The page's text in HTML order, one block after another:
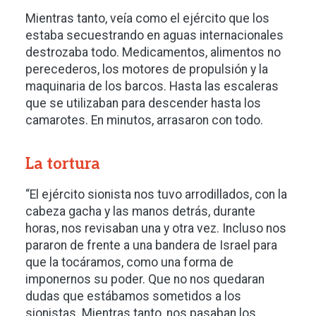
Mientras tanto, veía como el ejército que los
estaba secuestrando en aguas internacionales
destrozaba todo. Medicamentos, alimentos no
perecederos, los motores de propulsión y la
maquinaria de los barcos. Hasta las escaleras
que se utilizaban para descender hasta los
camarotes. En minutos, arrasaron con todo.
La tortura
“El ejército sionista nos tuvo arrodillados, con la
cabeza gacha y las manos detrás, durante
horas, nos revisaban una y otra vez. Incluso nos
pararon de frente a una bandera de Israel para
que la tocáramos, como una forma de
imponernos su poder. Que no nos quedaran
dudas que estábamos sometidos a los